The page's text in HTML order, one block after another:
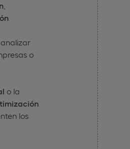
, analizar
o
o la
los